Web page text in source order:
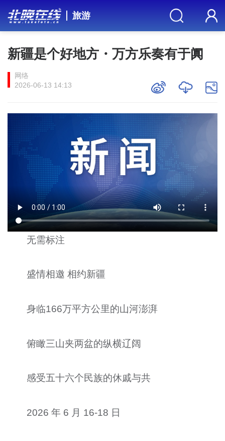
旅游
新疆是个好地方・万方乐奏有于阗
网络
2026-06-13 14:13
无需标注
盛情相邀 相约新疆
身临166万平方公里的山河澎湃
俯瞰三山夹两盆的纵横辽阔
感受五十六个民族的休戚与共
2026 年 6 月 16-18 日